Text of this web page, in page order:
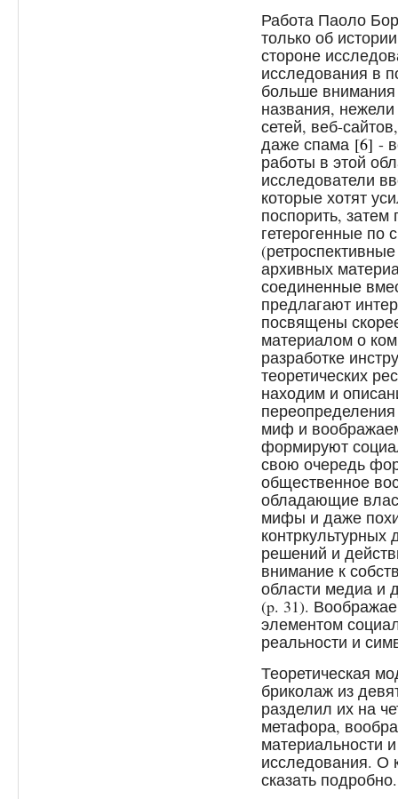
Работа Паоло
только об
стороне
исследования в
больше внимания
названия,
сетей, веб-
даже спама [6] -
работы в этой
исследователи
которые хотят
поспорить,
гетерогенные по
архивных
соединенные
предлагают
посвящены
материалом о
разработке
теоретических
находим и
миф и
формируют
свою очередь
общественное
обладающие
мифы и даже
решений и
внимание к
области медиа и
(p. 31).
элементом
реальности и
Теоретическая
бриколаж из
разделил их на
метафора,
материальности
исследования. О
сказать подробно.